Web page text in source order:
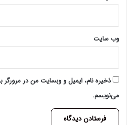
وب‌ سایت
ذخیره نام، ایمیل و وبسایت من در مرورگر
می‌نویسم.